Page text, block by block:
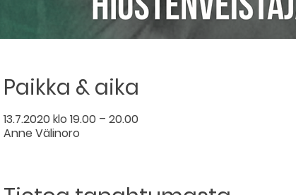
Paikka & aika
13.7.2020 klo 19.00 – 20.00
Anne Välinoro